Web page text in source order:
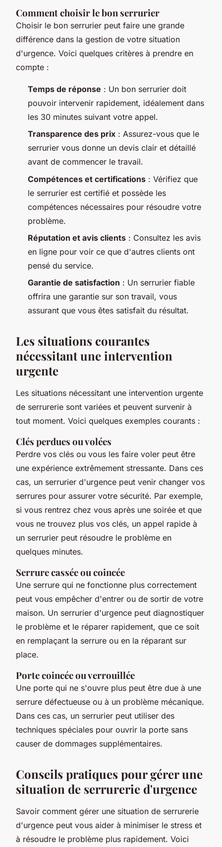
Comment choisir le bon serrurier
Choisir le bon serrurier peut faire une grande
différence dans la gestion de votre situation
d'urgence. Voici quelques critères à prendre en
compte :
Temps de réponse : Un bon serrurier doit
pouvoir intervenir rapidement, idéalement dans
les 30 minutes suivant votre appel.
Transparence des prix : Assurez-vous que le
serrurier vous donne un devis clair et détaillé
avant de commencer le travail.
Compétences et certifications : Vérifiez que
le serrurier est certifié et possède les
compétences nécessaires pour résoudre votre
problème.
Réputation et avis clients : Consultez les avis
en ligne pour voir ce que d'autres clients ont
pensé du service.
Garantie de satisfaction : Un serrurier fiable
offrira une garantie sur son travail, vous
assurant que vous êtes satisfait du résultat.
Les situations courantes
nécessitant une intervention
urgente
Les situations nécessitant une intervention urgente
de serrurerie sont variées et peuvent survenir à
tout moment. Voici quelques exemples courants :
Clés perdues ou volées
Perdre vos clés ou vous les faire voler peut être
une expérience extrêmement stressante. Dans ces
cas, un serrurier d'urgence peut venir changer vos
serrures pour assurer votre sécurité. Par exemple,
si vous rentrez chez vous après une soirée et que
vous ne trouvez plus vos clés, un appel rapide à
un serrurier peut résoudre le problème en
quelques minutes.
Serrure cassée ou coincée
Une serrure qui ne fonctionne plus correctement
peut vous empêcher d'entrer ou de sortir de votre
maison. Un serrurier d'urgence peut diagnostiquer
le problème et le réparer rapidement, que ce soit
en remplaçant la serrure ou en la réparant sur
place.
Porte coincée ou verrouillée
Une porte qui ne s'ouvre plus peut être due à une
serrure défectueuse ou à un problème mécanique.
Dans ces cas, un serrurier peut utiliser des
techniques spéciales pour ouvrir la porte sans
causer de dommages supplémentaires.
Conseils pratiques pour gérer une
situation de serrurerie d'urgence
Savoir comment gérer une situation de serrurerie
d'urgence peut vous aider à minimiser le stress et
à résoudre le problème plus rapidement. Voici